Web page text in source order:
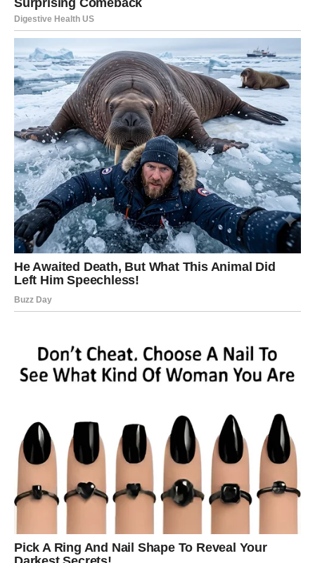
U ljubavi – sve ili ništa
Škorpija ne voli površno. Kod nje nema polovičnih
emocija. Kada te pusti blizu, to znači da si prošao kroz
njene filtere, testove, tišine i intuiciju. To znači da si
dobio nešto što ne daje svima.
Ako to izdaš – nemoj govoriti da je osvetoljubiva kada se
povuče. Nemoj govoriti da je hladna kada ti vrati
hladnoću. Nemoj govoriti da je opasna kada ti pokaže
granicu.
Ona samo ne dozvoljava da se sa njenim srcem igra.